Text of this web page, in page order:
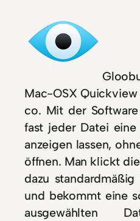
Mac-OSX
co. Mit der
fast jeder Datei
anzeigen lassen,
öffnen. Man klickt
dazu standardmäßig
und bekommt eine
ausgewählten